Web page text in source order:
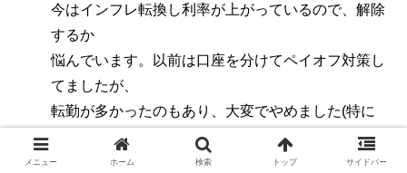
今はインフレ転換し利率が上がっているので、解除
するか
悩んでいます。以前は口座を分けてペイオフ対策し
てましたが、
転勤が多かったのもあり、大変でやめました(特に
JA。わかる人にはわかる）。
メニュー ホーム 検索 トップ サイドバー